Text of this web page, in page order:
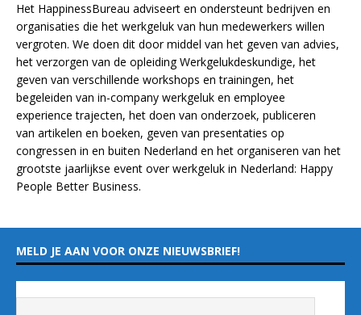
Het HappinessBureau adviseert en ondersteunt bedrijven en
organisaties die het werkgeluk van hun medewerkers willen
vergroten. We doen dit door middel van het geven van advies,
het verzorgen van de opleidingWerkgelukdeskundige, het
geven van verschillende workshops en trainingen, het
begeleiden van in-company werkgeluk en employee
experiencetrajecten, het doen van onderzoek, publiceren
van artikelen en boeken, geven van presentaties op
congressen in en buiten Nederland en het organiseren van het
grootste jaarlijkse event over werkgeluk in Nederland: Happy
People Better Business.
MELD JE AAN VOOR ONZE NIEUWSBRIEF!